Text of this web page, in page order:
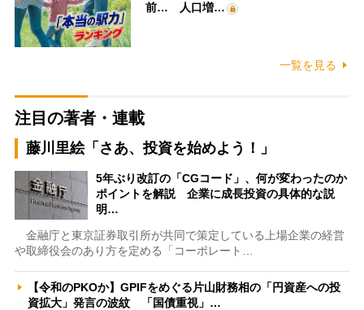
前… 人口増…
一覧を見る
注目の著者・連載
藤川里絵「さあ、投資を始めよう！」
5年ぶり改訂の「CGコード」、何が変わったのか
ポイントを解説 企業に成長投資の具体的な説
明…
金融庁と東京証券取引所が共同で策定している上場企業の経営
や取締役会のあり方を定める「コーポレート…
【令和のPKOか】GPIFをめぐる片山財務相の「円資産への投
資拡大」発言の波紋 「国債重視」…